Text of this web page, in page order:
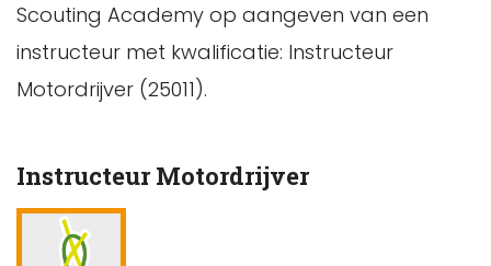
Scouting Academy op aangeven van een
instructeur met kwalificatie: Instructeur
Motordrijver (25011).
Instructeur Motordrijver